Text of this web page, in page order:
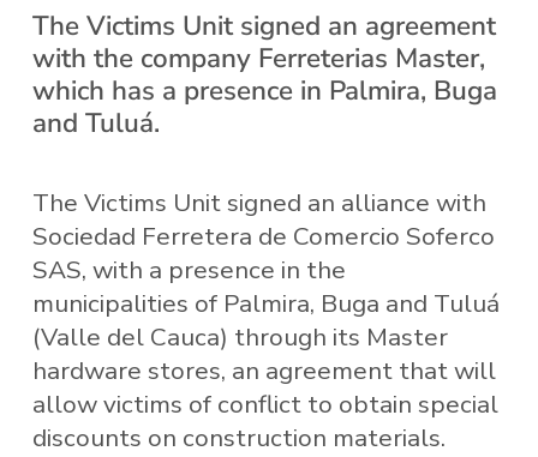
The Victims Unit signed an agreement
with the company Ferreterias Master,
which has a presence in Palmira, Buga
and Tuluá.
The Victims Unit signed an alliance with
Sociedad Ferretera de Comercio Soferco
SAS, with a presence in the
municipalities of Palmira, Buga and Tuluá
(Valle del Cauca) through its Master
hardware stores, an agreement that will
allow victims of conflict to obtain special
discounts on construction materials.